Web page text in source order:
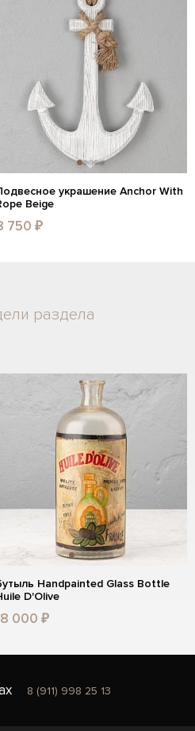
украшение Anchor With
Beige
750 ₽
раздела
Handpainted Glass Bottle
D'Olive
000 ₽
8 (911) 998 25 13